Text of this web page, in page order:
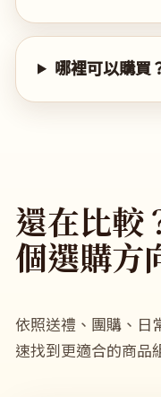
哪裡可以購買
還在比較
個選購方
依照送禮、團購、日
速找到更適合的商品